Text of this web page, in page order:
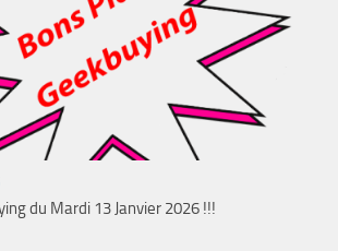
du Mardi 13 Janvier 2026 !!!